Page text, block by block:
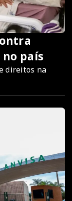
no país
direitos na